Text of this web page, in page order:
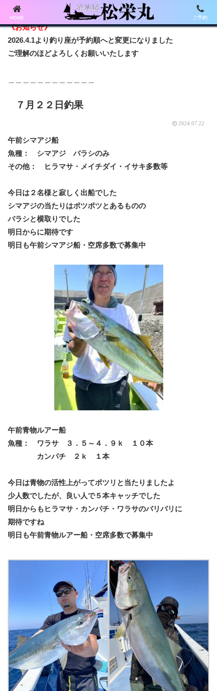
《お知らせ》
2026.4.1より釣り座が予約順へと変更になりました
ご理解のほどよろしくお願いいたします
７月２２日釣果
2024.07.22
午前シマアジ船
魚種： シマアジ バラシのみ
その他： ヒラマサ・メイチダイ・イサキ多数等
今日は２名様と寂しく出船でした
シマアジの当たりはポツポツとあるものの
バラシと横取りでした
明日からに期待です
明日も午前シマアジ船・空席多数で募集中
午前青物ルアー船
魚種： ワラサ ３．５～４．９ｋ １０本
カンパチ ２ｋ １本
今日は青物の活性上がってポツリと当たりましたよ
少人数でしたが、良い人で５本キャッチでした
明日からもヒラマサ・カンパチ・ワラサのバリバリに
期待ですね
明日も午前青物ルアー船・空席多数で募集中
HOME ご予約